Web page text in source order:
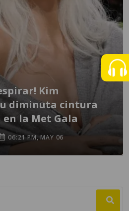
Kim
diminuta cintura
la Met Gala
06:21 PM, MAY 06